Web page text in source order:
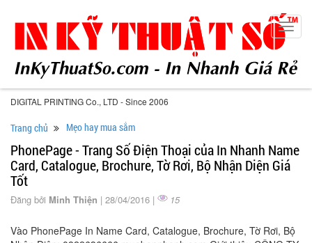
DIGITAL PRINTING Co., LTD - Since 2006
Trang chủ Mẹo hay mua sắm
PhonePage - Trang Số Điện Thoại của In Nhanh Name
Card, Catalogue, Brochure, Tờ Rơi, Bộ Nhận Diện Giá
Tốt
Đăng bởi Minh Thiện | 28/04/2016 | 15
Vào PhonePage In Name Card, Catalogue, Brochure, Tờ Rơi, Bộ